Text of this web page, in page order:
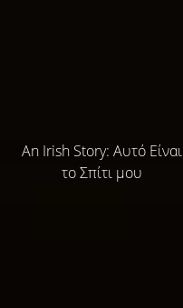
An Irish Story: Αυτό Είναι
το Σπίτι μου